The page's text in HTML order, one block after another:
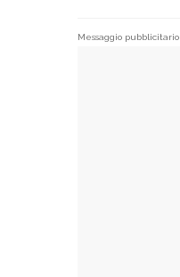
Messaggio pubblicitario